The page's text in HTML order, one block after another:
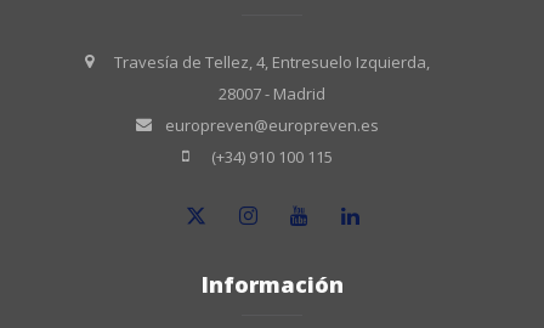
Travesía de Tellez, 4, Entresuelo Izquierda,
28007 - Madrid
europreven@europreven.es
(+34) 910 100 115
Información